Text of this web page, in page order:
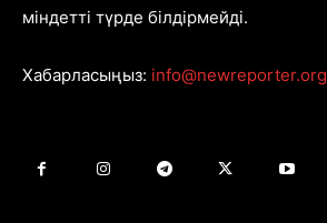
міндетті түрде білдірмейді.
Хабарласыңыз: info@newreporter.org